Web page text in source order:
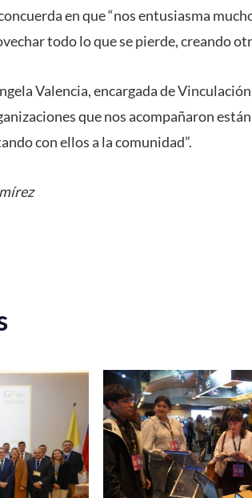
en que “nos entusiasma
todo lo que se pierde, creando
Valencia, encargada de
que nos acompañaron
con ellos a la comunidad”.